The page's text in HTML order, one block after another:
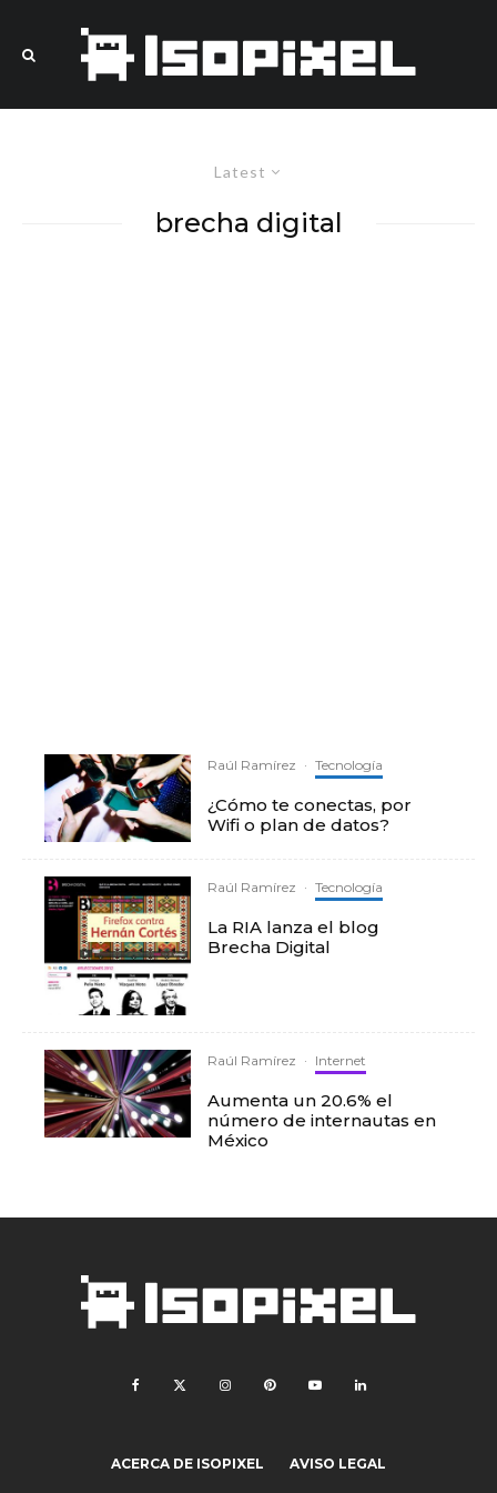
Latest
brecha digital
Raúl Ramírez · Tecnología
¿Cómo te conectas, por
Wifi o plan de datos?
Raúl Ramírez · Tecnología
La RIA lanza el blog
Brecha Digital
Raúl Ramírez · Internet
Aumenta un 20.6% el
número de internautas en
México
ACERCA DE ISOPIXEL AVISO LEGAL